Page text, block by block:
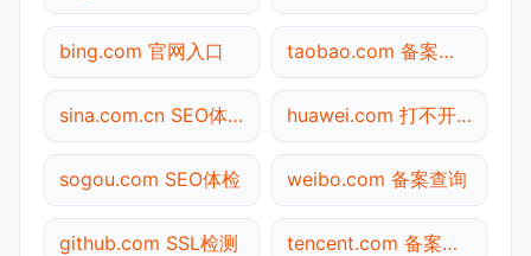
bing.com 官网入口 taobao.com 备案查询
sina.com.cn SEO体检 huawei.com 打不开检测
sogou.com SEO体检 weibo.com 备案查询
github.com SSL检测 tencent.com 备案查询